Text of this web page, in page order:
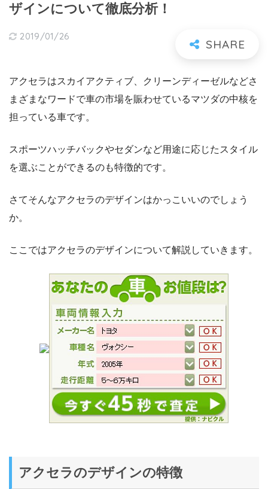
ザインについて徹底分析！
2019/01/26
アクセラはスカイアクティブ、クリーンディーゼルなどさ
まざまなワードで車の市場を賑わせているマツダの中核を
担っている車です。
スポーツハッチバックやセダンなど用途に応じたスタイル
を選ぶことができるのも特徴的です。
さてそんなアクセラのデザインはかっこいいのでしょう
か。
ここではアクセラのデザインについて解説していきます。
アクセラのデザインの特徴